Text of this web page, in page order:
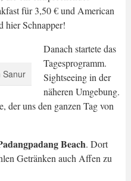
für 3,50 € und American
hier Schnapper!
Sanur
Danach startete das
Tagesprogramm.
Sightseeing in der
näheren Umgebung.
der uns den ganzen Tag von
Beach. Dort
Getränken auch Affen zu